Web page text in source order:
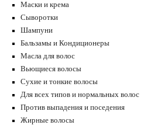
Маски и крема
Сыворотки
Шампуни
Бальзамы и Кондиционеры
Масла для волос
Вьющиеся волосы
Сухие и тонкие волосы
Для всех типов и нормальных волос
Против выпадения и поседения
Жирные волосы